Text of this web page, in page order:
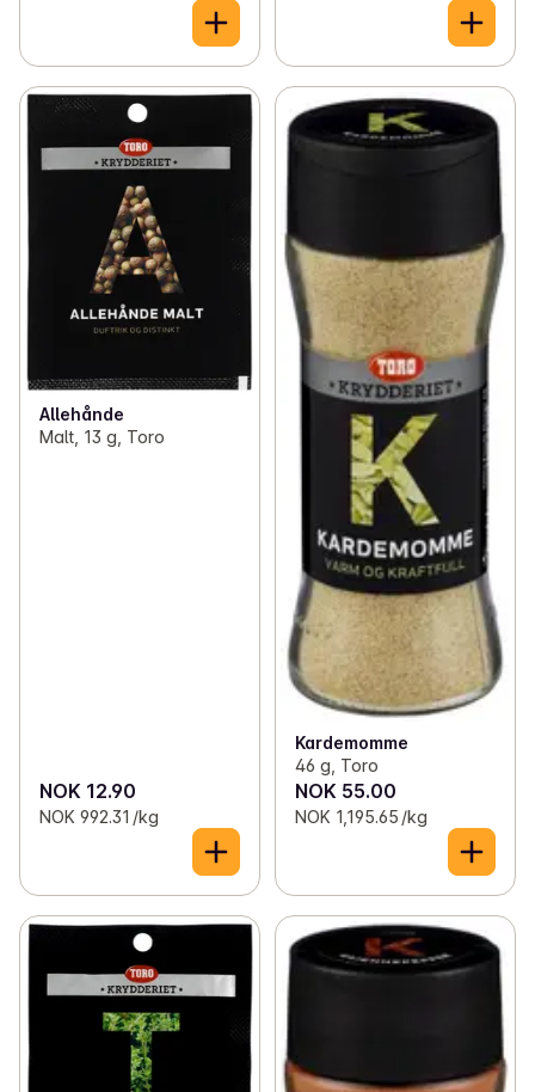
Allehånde
Malt, 13 g, Toro
NOK 12.90
NOK 992.31 /kg
Kardemomme
46 g, Toro
NOK 55.00
NOK 1,195.65 /kg